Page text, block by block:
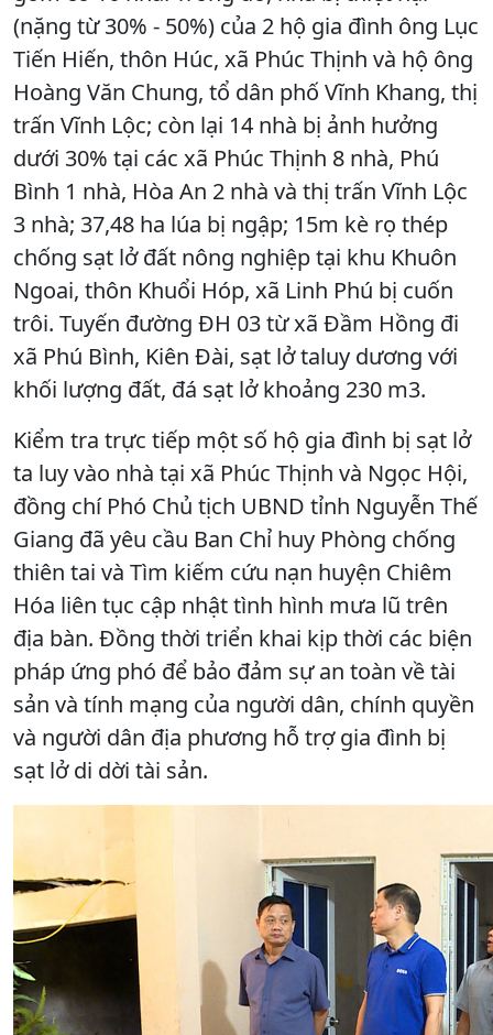
(nặng từ 30% - 50%) của 2 hộ gia đình ông Lục
Tiến Hiến, thôn Húc, xã Phúc Thịnh và hộ ông
Hoàng Văn Chung, tổ dân phố Vĩnh Khang, thị
trấn Vĩnh Lộc; còn lại 14 nhà bị ảnh hưởng
dưới 30% tại các xã Phúc Thịnh 8 nhà, Phú
Bình 1 nhà, Hòa An 2 nhà và thị trấn Vĩnh Lộc
3 nhà; 37,48 ha lúa bị ngập; 15m kè rọ thép
chống sạt lở đất nông nghiệp tại khu Khuôn
Ngoai, thôn Khuổi Hóp, xã Linh Phú bị cuốn
trôi. Tuyến đường ĐH 03 từ xã Đầm Hồng đi
xã Phú Bình, Kiên Đài, sạt lở taluy dương với
khối lượng đất, đá sạt lở khoảng 230 m3.
Kiểm tra trực tiếp một số hộ gia đình bị sạt lở
ta luy vào nhà tại xã Phúc Thịnh và Ngọc Hội,
đồng chí Phó Chủ tịch UBND tỉnh Nguyễn Thế
Giang đã yêu cầu Ban Chỉ huy Phòng chống
thiên tai và Tìm kiếm cứu nạn huyện Chiêm
Hóa liên tục cập nhật tình hình mưa lũ trên
địa bàn. Đồng thời triển khai kịp thời các biện
pháp ứng phó để bảo đảm sự an toàn về tài
sản và tính mạng của người dân, chính quyền
và người dân địa phương hỗ trợ gia đình bị
sạt lở di dời tài sản.